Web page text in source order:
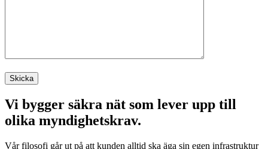
Vi bygger säkra nät som lever upp till
olika myndighetskrav.
Vår filosofi går ut på att kunden alltid ska äga sin egen infrastruktur